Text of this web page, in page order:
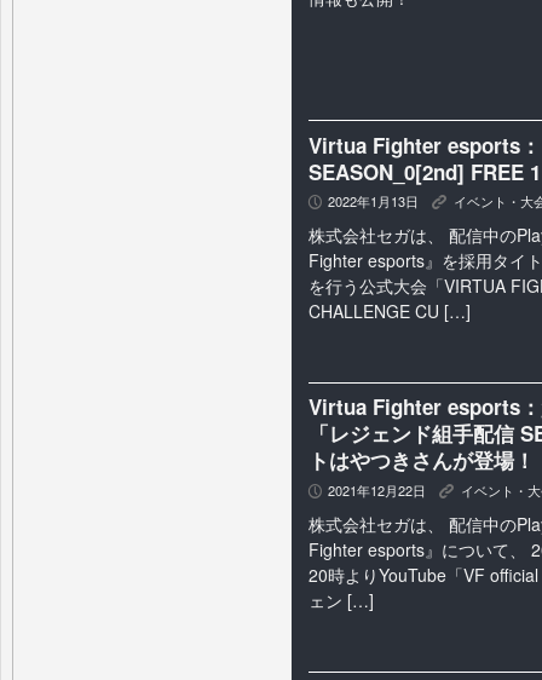
Virtua Fighter esports：
SEASON_0[2nd] FREE
P 2022年1月13日 K イベント・大
株式会社セガは、 配信中の
Fighter esports』を採用タイ
を行う公式大会「VIRTUA
CHALLENGE CU […]
Virtua Fighter esports
「レジェンド組手配信
トはやつきさんが登場！
P 2021年12月22日 K イベント・
株式会社セガは、 配信中の
Fighter esports』について、
20時よりYouTube「VF
ェン […]